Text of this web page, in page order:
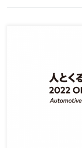
人とくるまのテクノロジー